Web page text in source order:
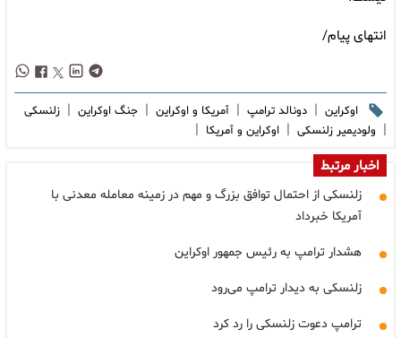
انتهای پیام/
اوکراین | دونالد ترامپ | آمریکا و اوکراین | جنگ اوکراین | زلنسکی
| ولودیمیر زلنسکی | اوکراین و آمریکا |
اخبار مرتبط
زلنسکی از احتمال توافق بزرگ و مهم در زمینه معامله معدنی با
آمریکا خبرداد
هشدار ترامپ به رئیس جمهور اوکراین
زلنسکی به دیدار ترامپ می‌رود
ترامپ دعوت زلنسکی را رد کرد